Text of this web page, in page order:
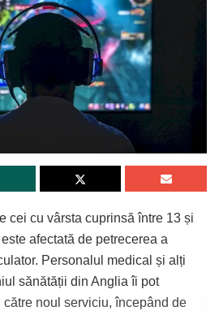
cei cu vârsta cuprinsă între 13 și
afectată de petrecerea a
Personalul medical și alți
sănătății din Anglia îi pot
noul serviciu, începând de